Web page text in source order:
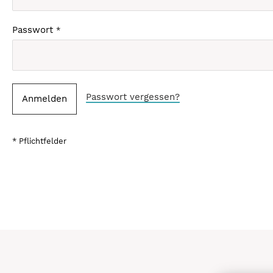
Passwort
Anmelden Passwort vergessen?